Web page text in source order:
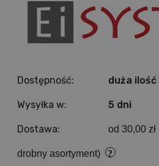
Dostępność: duża ilość
Wysyłka w: 5 dni
Dostawa: od 30,00 zł
drobny asortyment)